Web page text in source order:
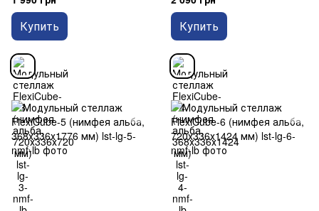
Купить Купить